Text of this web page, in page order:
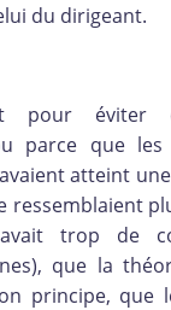
du dirigeant.
pour éviter
parce que
atteint
ressemblaient
trop de
que la
principe, que